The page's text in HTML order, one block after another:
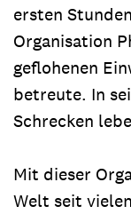
ersten
Organisation
geflohenen
betreute. In
Schrecken
Mit dieser
Welt seit